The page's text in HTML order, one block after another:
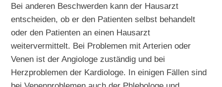
Bei anderen Beschwerden kann der Hausarzt
entscheiden, ob er den Patienten selbst behandelt
oder den Patienten an einen Hausarzt
weitervermittelt. Bei Problemen mit Arterien oder
Venen ist der Angiologe zuständig und bei
Herzproblemen der Kardiologe. In einigen Fällen sind